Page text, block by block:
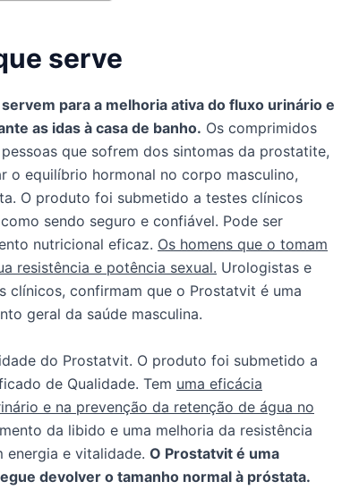
serve
para a melhoria ativa do fluxo urinário e
as idas à casa de banho. Os comprimidos
que sofrem dos sintomas da prostatite,
o equilíbrio hormonal no corpo masculino,
O produto foi submetido a testes clínicos
sendo seguro e confiável. Pode ser
nutricional eficaz. Os homens que o tomam
resistência e potência sexual. Urologistas e
clínicos, confirmam que o Prostatvit é uma
geral da saúde masculina.
do Prostatvit. O produto foi submetido a
de Qualidade. Tem uma eficácia
e na prevenção da retenção de água no
da libido e uma melhoria da resistência
energia e vitalidade. O Prostatvit é uma
devolver o tamanho normal à próstata.